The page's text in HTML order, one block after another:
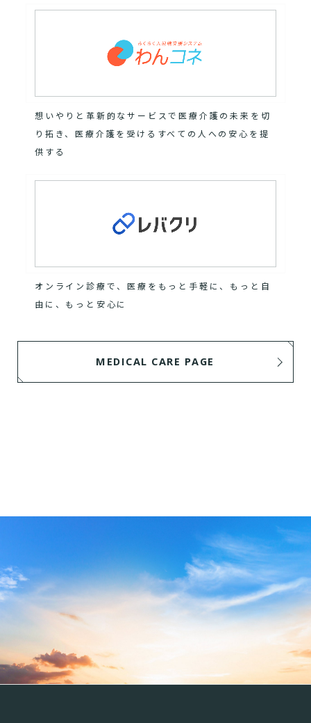
想いやりと革新的なサービスで医療介護の未来を切
り拓き、医療介護を受けるすべての人への安心を提
供する
オンライン診療で、医療をもっと手軽に、もっと自
由に、もっと安心に
MEDICAL CARE PAGE